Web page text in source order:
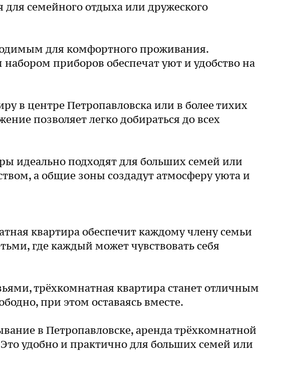
семейного отдыха или дружеского
для комфортного проживания.
приборов обеспечат уют и удобство на
в центре Петропавловска или в более тихих
позволяет легко добираться до всех
идеально подходят для больших семей или
а общие зоны создадут атмосферу уюта и
квартира обеспечит каждому члену семьи
где каждый может чувствовать себя
трёхкомнатная квартира станет отличным
при этом оставаясь вместе.
в Петропавловске, аренда трёхкомнатной
удобно и практично для больших семей или